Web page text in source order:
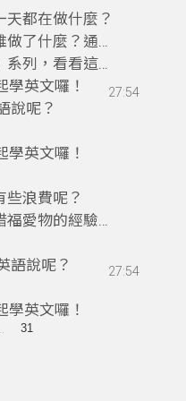
英文囉！
都在做什麼？
了什麼？通通
列，看看這套
說呢？
學英文囉！
27:54
浪費呢？
愛物的經驗，
語說呢？
學英文囉！
27:54
31